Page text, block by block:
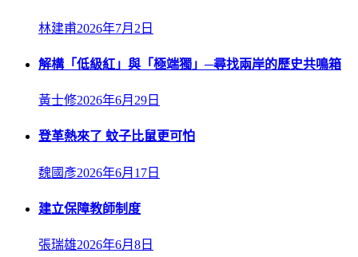
林建甫2026年7月2日
解構「低級紅」與「極端獨」─尋找兩岸的歷史共鳴箱
黃士修2026年6月29日
登革熱來了 蚊子比鼠更可怕
魏國彥2026年6月17日
建立保障教師制度
張瑞雄2026年6月8日